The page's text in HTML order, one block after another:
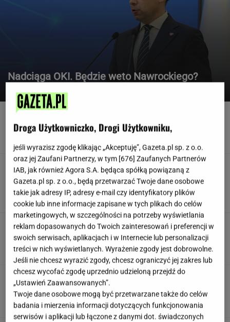
Nadciąga OKI. Będzie weto Nawrockiego?
Stanowcza reakcja Domańskiego
"dobrą wiadomość"
Jak można tak szybko się
posypać? Polski klub wzorem dla podupadłego
giganta
SUBSKRYPCJA
Jak uniknąć korków? Matematycy wskazali
trzy proste zasady
Kaczyński teraz ma już maślarzy
na tacy. Stało się to, do czego dążyli
SUBSKRYPCJA
Droga Użytkowniczko, Drogi Użytkowniku,
jeśli wyrazisz zgodę klikając „Akceptuję”, Gazeta.pl sp. z o.o.
oraz jej Zaufani Partnerzy, w tym [676] Zaufanych Partnerów
IAB, jak również Agora S.A. będąca spółką powiązaną z
Gazeta.pl sp. z o.o., będą przetwarzać Twoje dane osobowe
takie jak adresy IP, adresy e-mail czy identyfikatory plików
cookie lub inne informacje zapisane w tych plikach do celów
marketingowych, w szczególności na potrzeby wyświetlania
reklam dopasowanych do Twoich zainteresowań i preferencji w
swoich serwisach, aplikacjach i w Internecie lub personalizacji
treści w nich wyświetlanych. Wyrażenie zgody jest dobrowolne.
Jeśli nie chcesz wyrazić zgody, chcesz ograniczyć jej zakres lub
chcesz wycofać zgodę uprzednio udzieloną przejdź do
„Ustawień Zaawansowanych”.
Twoje dane osobowe mogą być przetwarzane także do celów
badania i mierzenia informacji dotyczących funkcjonowania
serwisów i aplikacji lub łączone z danymi dot. świadczonych